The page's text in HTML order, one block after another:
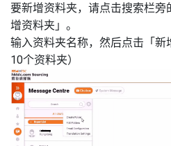
要新增资料夹，请点击搜索栏
增资料夹」。
输入资料夹名称，然后点击「新
10个资料夹）